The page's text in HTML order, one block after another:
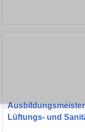
Lüftungs- und